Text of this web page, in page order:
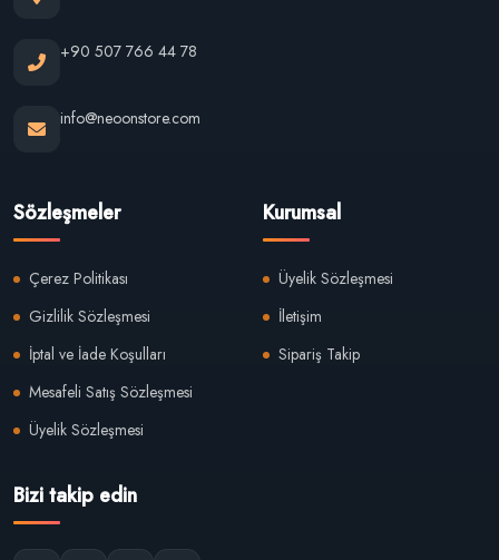
+90 507 766 44 78
info@neoonstore.com
Sözleşmeler
Çerez Politikası
Gizlilik Sözleşmesi
İptal ve İade Koşulları
Mesafeli Satış Sözleşmesi
Üyelik Sözleşmesi
Kurumsal
Üyelik Sözleşmesi
İletişim
Sipariş Takip
Bizi takip edin